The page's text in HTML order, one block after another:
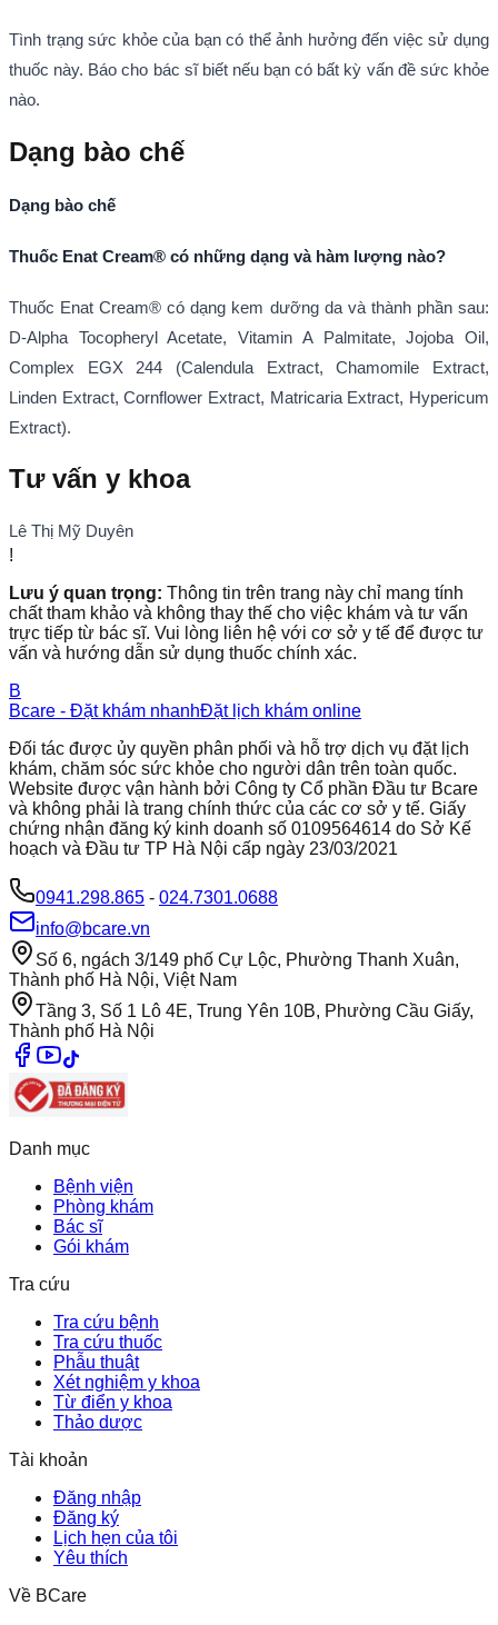
Tình trạng sức khỏe của bạn có thể ảnh hưởng đến việc sử dụng
thuốc này. Báo cho bác sĩ biết nếu bạn có bất kỳ vấn đề sức khỏe
nào.
Dạng bào chế
Dạng bào chế
Thuốc Enat Cream® có những dạng và hàm lượng nào?
Thuốc Enat Cream® có dạng kem dưỡng da và thành phần sau:
D-Alpha Tocopheryl Acetate, Vitamin A Palmitate, Jojoba Oil,
Complex EGX 244 (Calendula Extract, Chamomile Extract,
Linden Extract, Cornflower Extract, Matricaria Extract, Hypericum
Extract).
Tư vấn y khoa
Lê Thị Mỹ Duyên
!
Lưu ý quan trọng: Thông tin trên trang này chỉ mang tính
chất tham khảo và không thay thế cho việc khám và tư vấn
trực tiếp từ bác sĩ. Vui lòng liên hệ với cơ sở y tế để được tư
vấn và hướng dẫn sử dụng thuốc chính xác.
B
Bcare - Đặt khám nhanhĐặt lịch khám online
Đối tác được ủy quyền phân phối và hỗ trợ dịch vụ đặt lịch
khám, chăm sóc sức khỏe cho người dân trên toàn quốc.
Website được vận hành bởi Công ty Cổ phần Đầu tư Bcare
và không phải là trang chính thức của các cơ sở y tế. Giấy
chứng nhận đăng ký kinh doanh số 0109564614 do Sở Kế
hoạch và Đầu tư TP Hà Nội cấp ngày 23/03/2021
0941.298.865 - 024.7301.0688
info@bcare.vn
Số 6, ngách 3/149 phố Cự Lộc, Phường Thanh Xuân,
Thành phố Hà Nội, Việt Nam
Tầng 3, Số 1 Lô 4E, Trung Yên 10B, Phường Cầu Giấy,
Thành phố Hà Nội
Danh mục
Bệnh viện
Phòng khám
Bác sĩ
Gói khám
Tra cứu
Tra cứu bệnh
Tra cứu thuốc
Phẫu thuật
Xét nghiệm y khoa
Từ điển y khoa
Thảo dược
Tài khoản
Đăng nhập
Đăng ký
Lịch hẹn của tôi
Yêu thích
Về BCare